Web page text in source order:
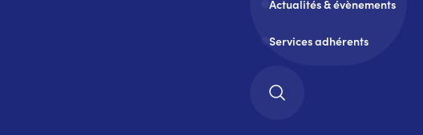
Actualités & évènements
Services adhérents